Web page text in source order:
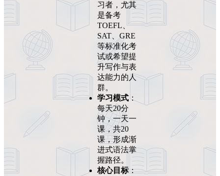
习者，尤其
是备考
TOEFL、
SAT、GRE
等标准化考
试或希望提
升写作与表
达能力的人
群。
学习模式：
每天20分
钟，一天一
课，共20
课，形成渐
进式语法掌
握路径。
核心目标：